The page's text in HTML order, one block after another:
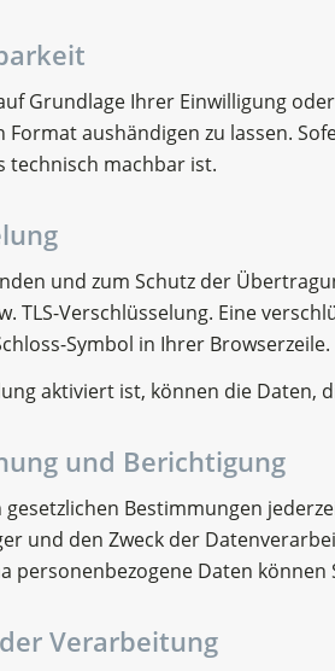
Grundlage Ihrer Einwilligung
Format aushändigen zu lassen.
technisch machbar ist.
und zum Schutz der
TLS-Verschlüsselung. Eine
Symbol in Ihrer Browserzeile.
aktiviert ist, können die
und Berichtigung
Bestimmungen
und den Zweck der
personenbezogene Daten
Verarbeitung